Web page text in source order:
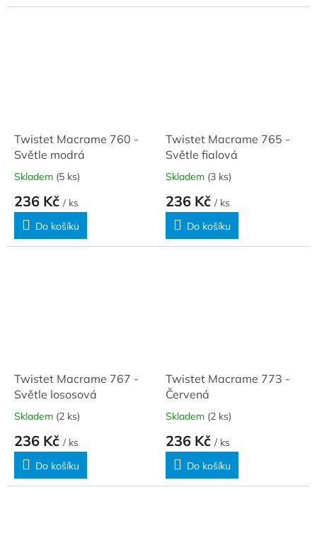
Twistet Macrame 760 -
Světle modrá
Skladem (5 ks)
236 Kč / ks
Do košíku
Twistet Macrame 765 -
Světle fialová
Skladem (3 ks)
236 Kč / ks
Do košíku
Twistet Macrame 767 -
Světle lososová
Skladem (2 ks)
236 Kč / ks
Do košíku
Twistet Macrame 773 -
Červená
Skladem (2 ks)
236 Kč / ks
Do košíku